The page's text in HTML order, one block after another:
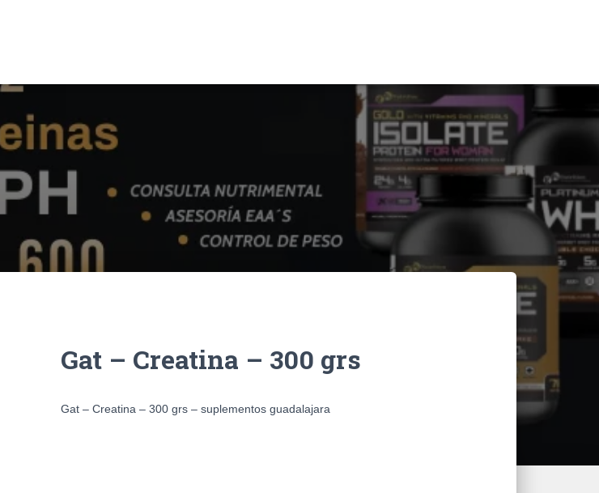
Gat – Creatina – 300 grs
Gat – Creatina – 300 grs – suplementos guadalajara